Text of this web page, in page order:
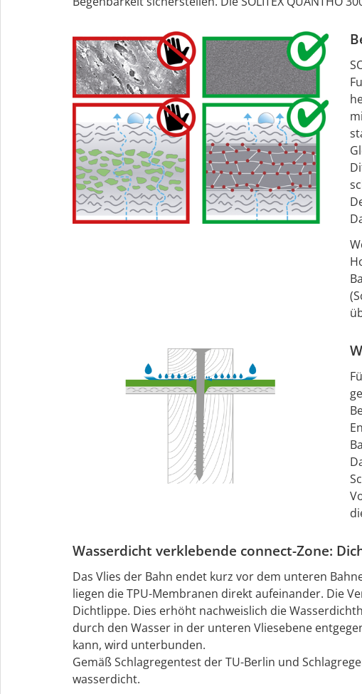
Wasserdicht verklebende connect-Zone:
Das Vlies der Bahn endet kurz vor dem unteren
liegen die TPU-Membranen direkt aufeinander. Die
Dichtlippe. Dies erhöht nachweislich die
durch den Wasser in der unteren Vliesebene
kann, wird unterbunden.
Gemäß Schlagregentest der TU-Berlin und
wasserdicht.